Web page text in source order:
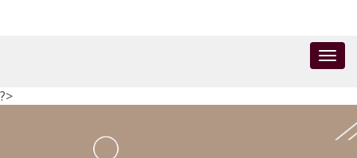
?>